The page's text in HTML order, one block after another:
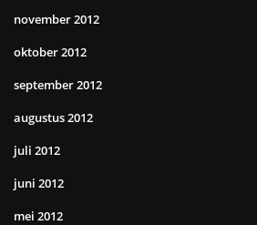
november 2012
oktober 2012
september 2012
augustus 2012
juli 2012
juni 2012
mei 2012